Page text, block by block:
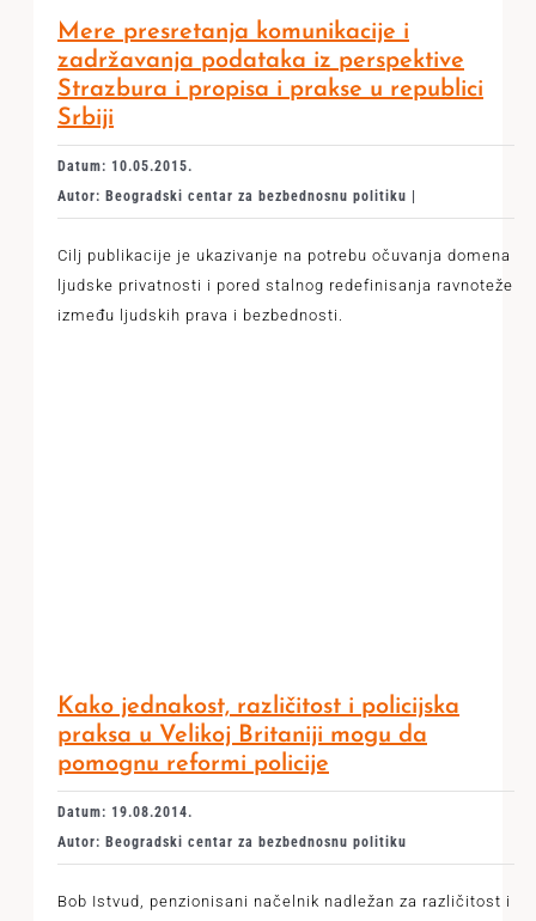
Mere presretanja komunikacije i
zadržavanja podataka iz perspektive
Strazbura i propisa i prakse u republici
Srbiji
Datum: 10.05.2015.
Autor: Beogradski centar za bezbednosnu politiku |
Cilj publikacije je ukazivanje na potrebu očuvanja domena
ljudske privatnosti i pored stalnog redefinisanja ravnoteže
između ljudskih prava i bezbednosti.
Kako jednakost, različitost i policijska
praksa u Velikoj Britaniji mogu da
pomognu reformi policije
Datum: 19.08.2014.
Autor: Beogradski centar za bezbednosnu politiku
Bob Istvud, penzionisani načelnik nadležan za različitost i